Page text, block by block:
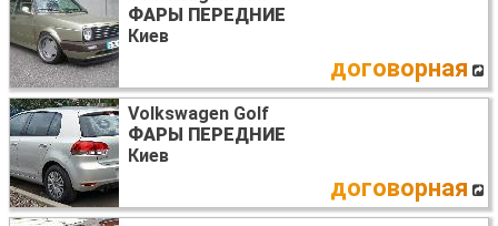
ФАРЫ ПЕРЕДНИЕ
Киев
договорная
Volkswagen Golf
ФАРЫ ПЕРЕДНИЕ
Киев
договорная